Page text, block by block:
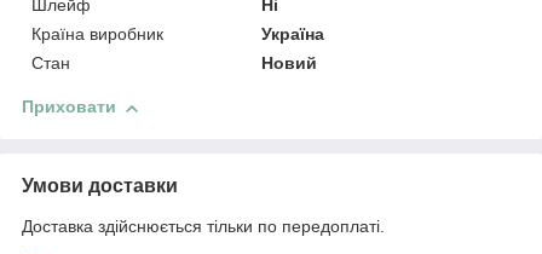
Шлейф
Ні
Країна виробник
Україна
Стан
Новий
Приховати
Умови доставки
Доставка здійснюється тільки по передоплаті.